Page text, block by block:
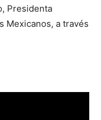
Presidenta
Mexicanos, a través